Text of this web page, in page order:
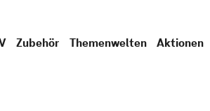
Zubehör Themenwelten Aktionen